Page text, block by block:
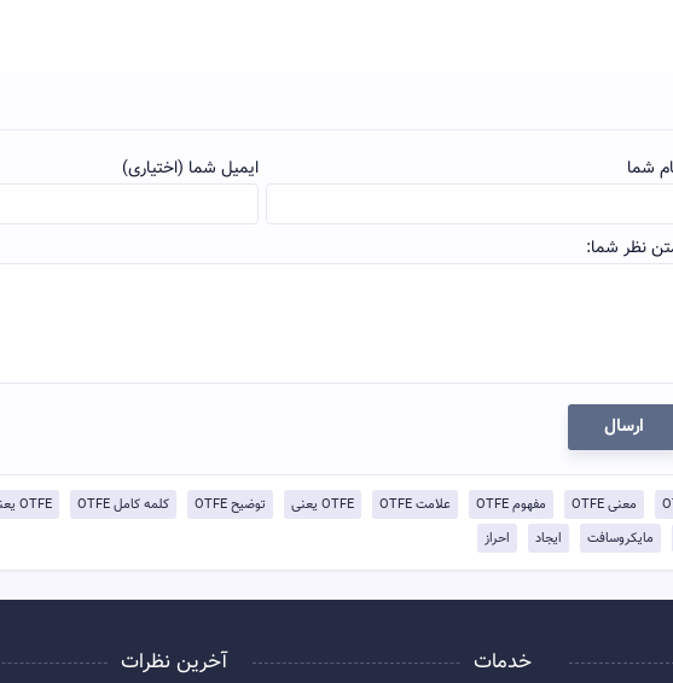
شما ایمیل شما (اختیاری)
نظر شما:
ارسال
معنی OTFE مفهوم OTFE علامت OTFE OTFE یعنی توضيح OTFE کلمه کامل OTFE OTFE یعنی چی
مایکروسافت ایجاد احراز
خدمات آخرین نظرات